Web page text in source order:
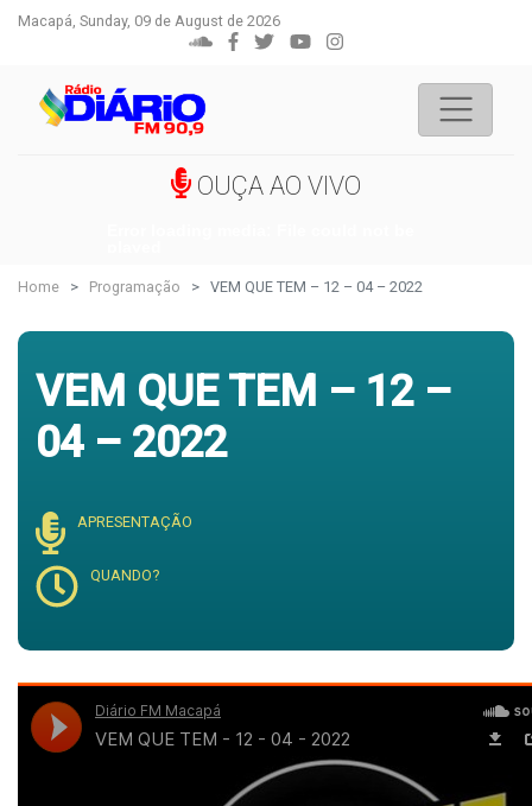
Macapá, Sunday, 09 de August de 2026
OUÇA AO VIVO
Home Programação VEM QUE TEM – 12 – 04 – 2022
VEM QUE TEM – 12 –
04 – 2022
APRESENTAÇÃO
QUANDO?